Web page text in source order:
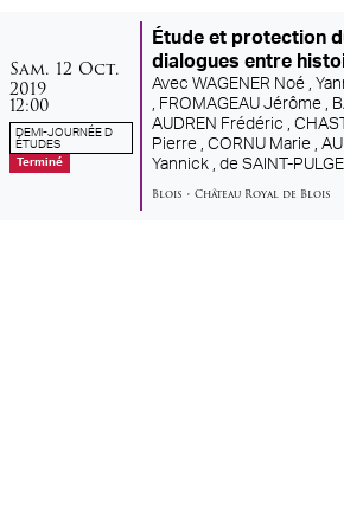
samedi
Sam. 12 octobre
Oct.
2019
12:00
DEMI-JOURNÉE D
ÉTUDES
Terminé
Étude et protection
dialogues entre
Avec WAGENER Noé ,
, FROMAGEAU Jérôme ,
AUDREN Frédéric ,
Pierre , CORNU Marie ,
Yannick , de SAINT-
Blois • Château Royal de Blois